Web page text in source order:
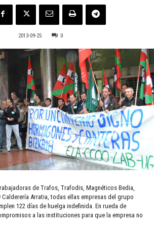
2013-09-25 0
de Trafos, Trafodis, Magnéticos Bedia,
Arratia, todas ellas empresas del grupo
122 días de huelga indefinida. En rueda de
a las instituciones para que la empresa no